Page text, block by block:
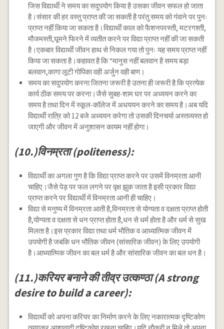
जिस विद्यार्थी ने समय का सदुपयोग किया है उसका जीवन सफल हो जाता
है।संसार की हर वस्तु प्राप्त की जा सकती है परंतु समय को गंवाने पर पुनः
प्राप्त नहीं किया जा सकता है।विद्यार्थी काल को फैशनपरस्ती, मटरगश्ती,
मौजमस्ती,घूमने फिरने में व्यतीत करने पर विद्या प्राप्त नहीं की जा सकती
है।एकबार विद्यार्थी जीवन हाथ से निकल गया तो पुनः यह समय प्राप्त नहीं
किया जा सकता है।कहावत है कि “मानुस नहीं बलवान है समय बड़ा
बलवान,कागा लूटी गोपिका वही अर्जुन वही बाण।
समय का सदुपयोग करना जितना जरूरी है उतना ही जरूरी है कि प्रत्येक
कार्य ठीक समय पर करना।जैसे सुबह-शाम घर पर अध्ययन करने का
समय है तथा दिन में स्कूल-कॉलेज में अधययन करने का समय है।अब यदि
विद्यार्थी रात्रि को 12 बजे अध्ययन करेगा तो उसकी दिनचर्या अस्तव्यस्त हो
जाएगी और जीवन में अनुशासन कायम नहीं होगा।
(10.)विनम्रता (politeness):
विद्यार्थी का अगला गुण है कि विद्या प्राप्त करने पर उसमें विनम्रता आनी
चाहिए।जैसे पेड़ पर फल लगने पर वृक्ष झुक जाता है इसी प्रकार विद्या
प्राप्त करने पर विद्यार्थी में विनम्रता आनी ही चाहिए।
विद्या से मनुष्य में विनम्रता आती है,विनम्रता से योग्यता व दक्षता प्राप्त होती
है,योग्यता व दक्षता से धन प्राप्त होता है,धन से धर्म होता है और धर्म से सुख
मिलता है।इस प्रकार विद्या तथा धर्म भौतिक व आध्यात्मिक जीवन में
उपयोगी है जबकि धन भौतिक जीवन (सांसारिक जीवन) के लिए उपयोगी
है।आध्यात्मिक जीवन का बल धर्म है और सांसारिक जीवन का बल धन है।
(11.)करियर बनाने की तीव्र उत्कण्ठा (A strong
desire to build a career):
विद्यार्थी को अपना करियर का निर्माण करने के लिए नकारात्मक दृष्टिकोण